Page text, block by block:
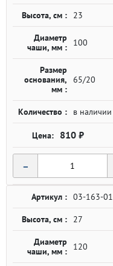
Высота, см : 23
Диаметр
чаши, мм :
100
Размер
основания,
мм :
65/20
Количество : в наличии
810 ₽
-
Артикул : 03-163-01
Высота, см : 27
Диаметр
чаши, мм :
120